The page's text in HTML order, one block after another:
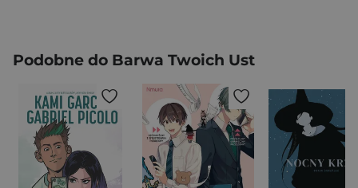
Podobne do Barwa Twoich Ust